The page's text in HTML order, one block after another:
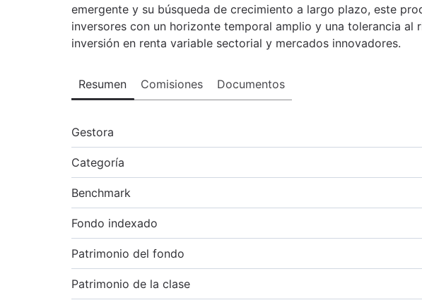
emergente y su búsqueda de crecimiento a largo plazo, este
inversores con un horizonte temporal amplio y una tolerancia al
inversión en renta variable sectorial y mercados innovadores.
Resumen Comisiones Documentos
Gestora
Categoría
Benchmark
Fondo indexado
Patrimonio del fondo
Patrimonio de la clase